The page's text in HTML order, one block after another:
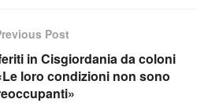
Post
in Cisgiordania da coloni
loro condizioni non sono